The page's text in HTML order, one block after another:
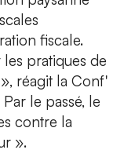
fiscale.
pratiques de
réagit la Conf'
le passé, le
contre la
».